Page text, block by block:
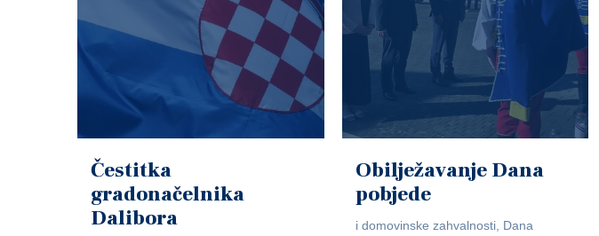
Čestitka
gradonačelnika
Dalibora
Obilježavanje Dana
pobjede
i domovinske zahvalnosti, Dana